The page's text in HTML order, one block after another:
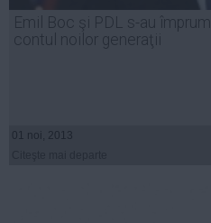
Emil Boc şi PDL s-au
contul noilor generaţii
01 noi, 2013